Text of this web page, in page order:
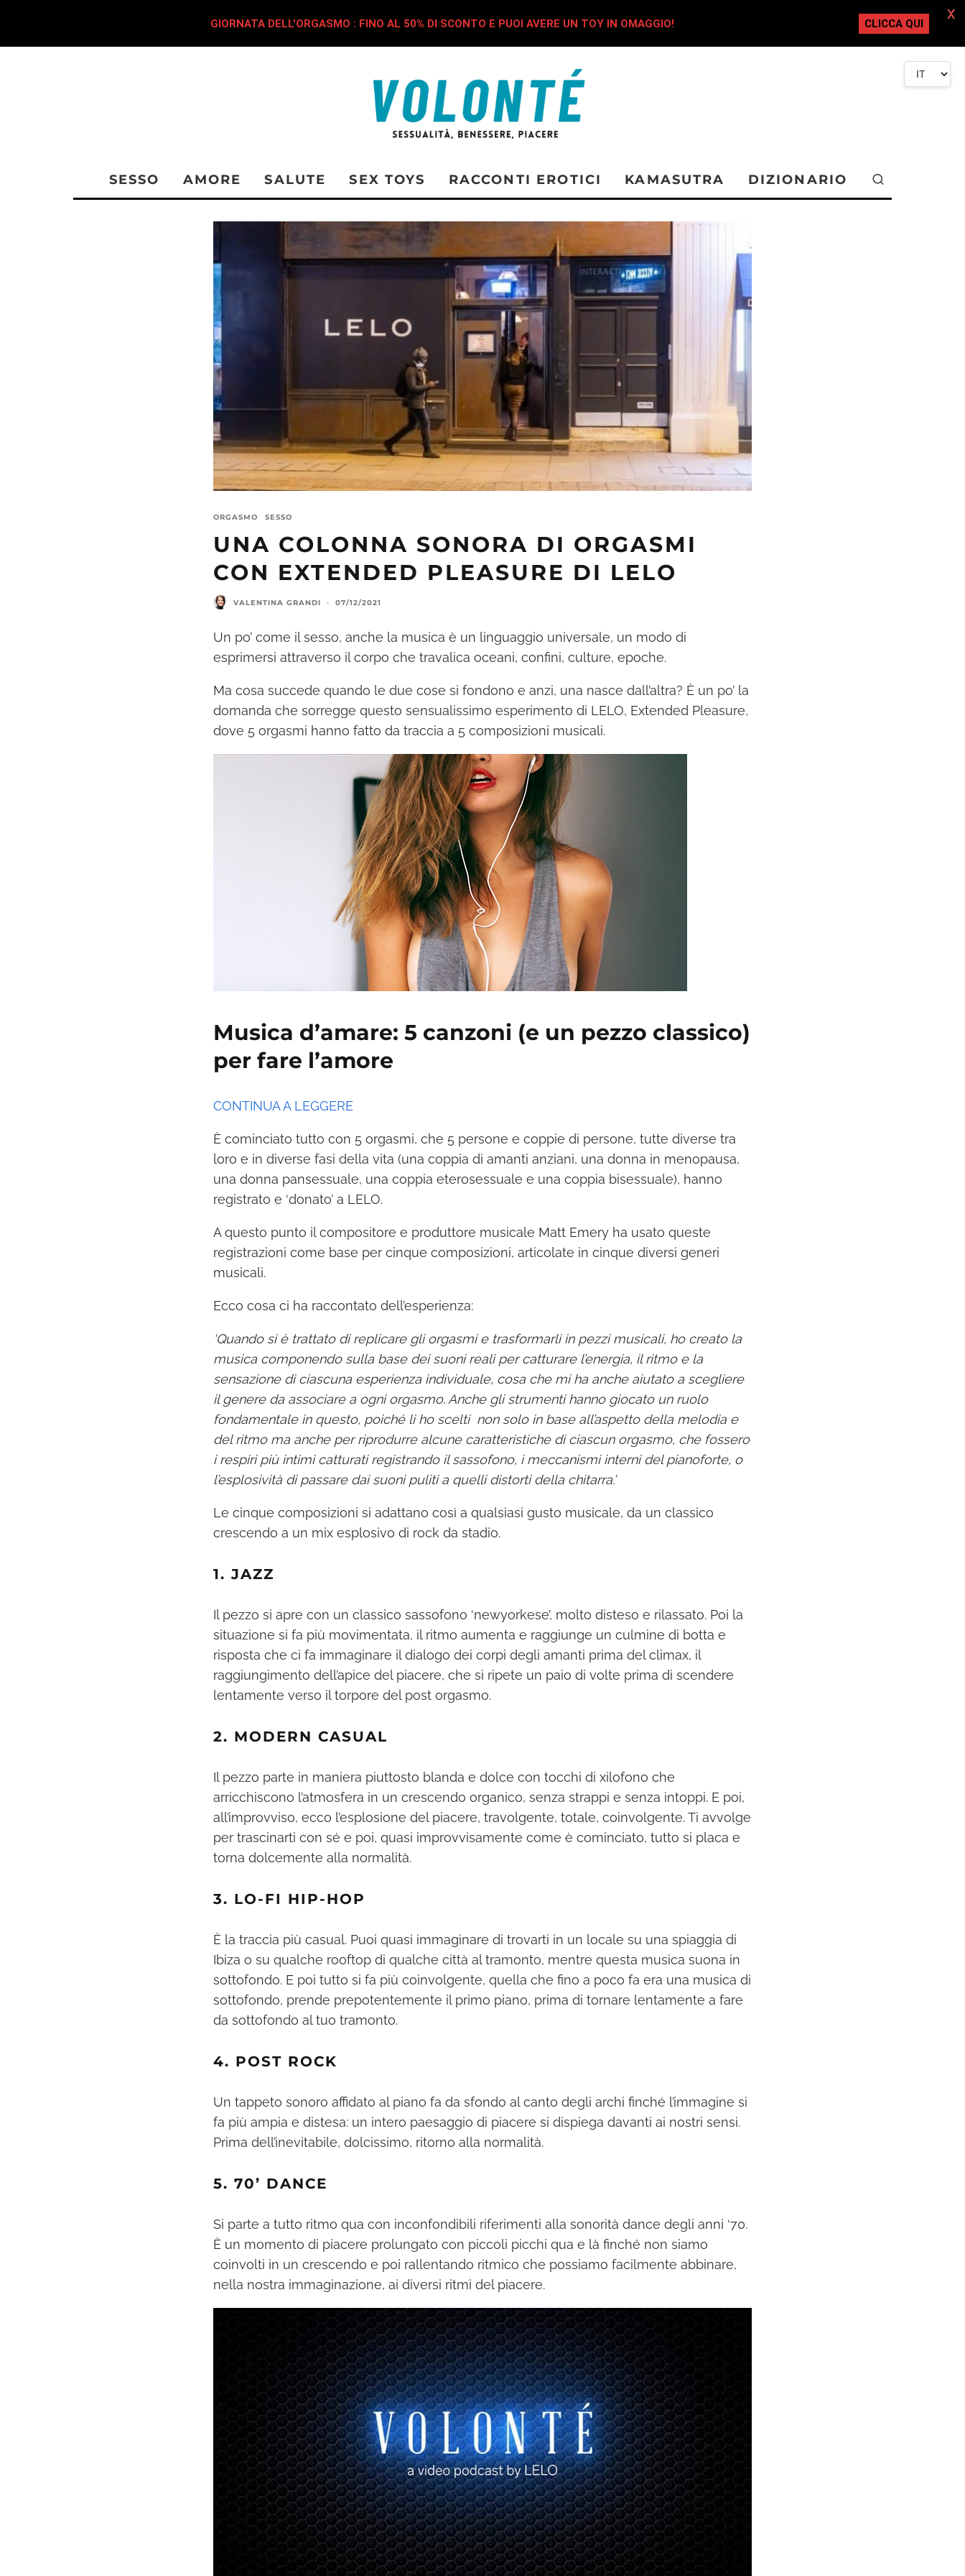
SESSO AMORE SALUTE SEX TOYS RACCONTI EROTICI KAMASUTRA DIZIONARIO
ORGASMO SESSO
UNA COLONNA SONORA DI ORGASMI
CON EXTENDED PLEASURE DI LELO
VALENTINA GRANDI · 07/12/2021
Un po’ come il sesso, anche la musica è un linguaggio universale, un modo di
esprimersi attraverso il corpo che travalica oceani, confini, culture, epoche.
Ma cosa succede quando le due cose si fondono e anzi, una nasce dall’altra? È un po’ la
domanda che sorregge questo sensualissimo esperimento di LELO, Extended Pleasure,
dove 5 orgasmi hanno fatto da traccia a 5 composizioni musicali.
Musica d’amare: 5 canzoni (e un pezzo classico)
per fare l’amore
CONTINUA A LEGGERE
È cominciato tutto con 5 orgasmi, che 5 persone e coppie di persone, tutte diverse tra
loro e in diverse fasi della vita (una coppia di amanti anziani, una donna in menopausa,
una donna pansessuale, una coppia eterosessuale e una coppia bisessuale), hanno
registrato e ‘donato’ a LELO.
A questo punto il compositore e produttore musicale Matt Emery ha usato queste
registrazioni come base per cinque composizioni, articolate in cinque diversi generi
musicali.
Ecco cosa ci ha raccontato dell’esperienza:
‘Quando si è trattato di replicare gli orgasmi e trasformarli in pezzi musicali, ho creato la
musica componendo sulla base dei suoni reali per catturare l’energia, il ritmo e la
sensazione di ciascuna esperienza individuale, cosa che mi ha anche aiutato a scegliere
il genere da associare a ogni orgasmo. Anche gli strumenti hanno giocato un ruolo
fondamentale in questo, poiché li ho scelti non solo in base all’aspetto della melodia e
del ritmo ma anche per riprodurre alcune caratteristiche di ciascun orgasmo, che fossero
i respiri più intimi catturati registrando il sassofono, i meccanismi interni del pianoforte, o
l’esplosività di passare dai suoni puliti a quelli distorti della chitarra.’
Le cinque composizioni si adattano così a qualsiasi gusto musicale, da un classico
crescendo a un mix esplosivo di rock da stadio.
1. JAZZ
Il pezzo si apre con un classico sassofono ‘newyorkese’, molto disteso e rilassato. Poi la
situazione si fa più movimentata, il ritmo aumenta e raggiunge un culmine di botta e
risposta che ci fa immaginare il dialogo dei corpi degli amanti prima del climax, il
raggiungimento dell’apice del piacere, che si ripete un paio di volte prima di scendere
lentamente verso il torpore del post orgasmo.
2. MODERN CASUAL
Il pezzo parte in maniera piuttosto blanda e dolce con tocchi di xilofono che
arricchiscono l’atmosfera in un crescendo organico, senza strappi e senza intoppi. E poi,
all’improvviso, ecco l’esplosione del piacere, travolgente, totale, coinvolgente. Ti avvolge
per trascinarti con sé e poi, quasi improvvisamente come è cominciato, tutto si placa e
torna dolcemente alla normalità.
3. LO-FI HIP-HOP
È la traccia più casual. Puoi quasi immaginare di trovarti in un locale su una spiaggia di
Ibiza o su qualche rooftop di qualche città al tramonto, mentre questa musica suona in
sottofondo. E poi tutto si fa più coinvolgente, quella che fino a poco fa era una musica di
sottofondo, prende prepotentemente il primo piano, prima di tornare lentamente a fare
da sottofondo al tuo tramonto.
4. POST ROCK
Un tappeto sonoro affidato al piano fa da sfondo al canto degli archi finché l’immagine si
fa più ampia e distesa: un intero paesaggio di piacere si dispiega davanti ai nostri sensi.
Prima dell’inevitabile, dolcissimo, ritorno alla normalità.
5. 70’ DANCE
Si parte a tutto ritmo qua con inconfondibili riferimenti alla sonorità dance degli anni ‘70.
È un momento di piacere prolungato con piccoli picchi qua e là finché non siamo
coinvolti in un crescendo e poi rallentando ritmico che possiamo facilmente abbinare,
nella nostra immaginazione, ai diversi ritmi del piacere.
GIORNATA DELL'ORGASMO : FINO AL 50% DI SCONTO E PUOI AVERE UN TOY IN OMAGGIO! CLICCA QUI
X